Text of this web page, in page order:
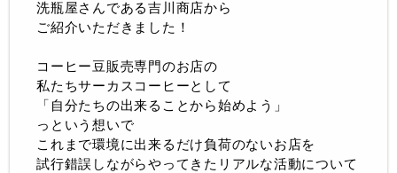
洗瓶屋さんである吉川商店から
ご紹介いただきました！
コーヒー豆販売専門のお店の
私たちサーカスコーヒーとして
「自分たちの出来ることから始めよう」
っという想いで
これまで環境に出来るだけ負荷のないお店を
試行錯誤しながらやってきたリアルな活動について